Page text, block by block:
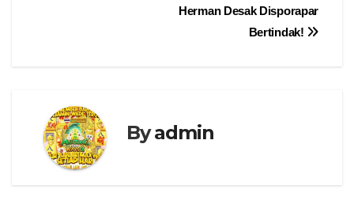
Herman Desak Disporapar
Bertindak!
Byadmin